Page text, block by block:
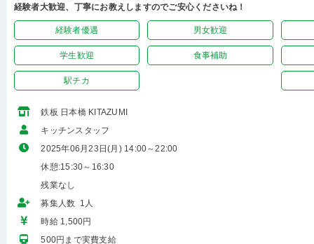
経験者大歓迎、丁寧にお教えしますのでご安心くださいね！
経験者優遇 男女歓迎
学生歓迎 食事補助
駅チカ
鉄板 日本橋 KITAZUMI
キッチンスタッフ
2025年06月23日(月) 14:00～22:00
休憩:15:30～16:30
残業なし
募集人数 1人
時給 1,500円
500円まで実費支給